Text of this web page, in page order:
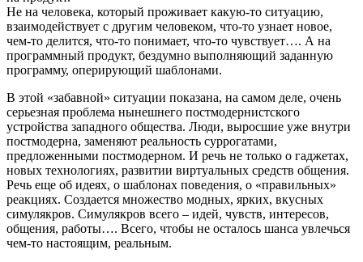
Не на человека, который проживает какую-то ситуацию,
взаимодействует с другим человеком, что-то узнает новое,
чем-то делится, что-то понимает, что-то чувствует…. А на
программный продукт, бездумно выполняющий заданную
программу, оперирующий шаблонами.
В этой «забавной» ситуации показана, на самом деле, очень
серьезная проблема нынешнего постмодернистского
устройства западного общества. Люди, выросшие уже внутри
постмодерна, заменяют реальность суррогатами,
предложенными постмодерном. И речь не только о гаджетах,
новых технологиях, развитии виртуальных средств общения.
Речь еще об идеях, о шаблонах поведения, о «правильных»
реакциях. Создается множество модных, ярких, вкусных
симулякров. Симулякров всего – идей, чувств, интересов,
общения, работы…. Всего, чтобы не осталось шанса увлечься
чем-то настоящим, реальным.